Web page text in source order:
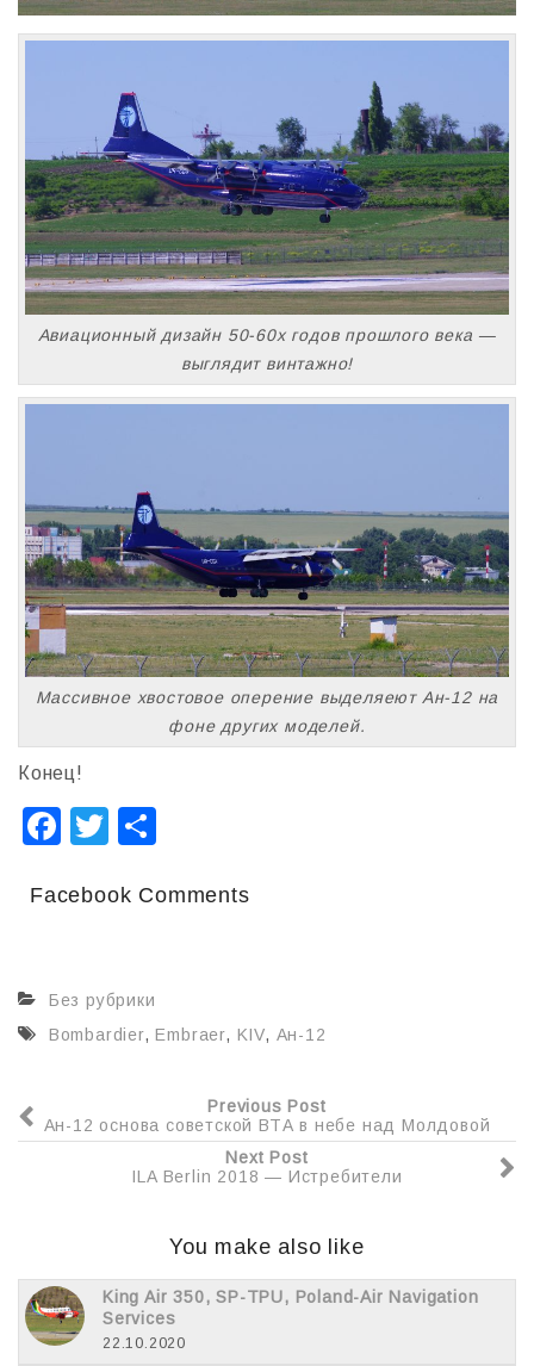
Авиационный дизайн 50-60x годов прошлого века —
выглядит винтажно!
Массивное хвостовое оперение выделяеют Ан-12 на
фоне других моделей.
Конец!
F
c
o
o
T
tt п
и
ь
Facebook Comments
Без рубрики
Bombardier,Embraer, KIV, Ан-12
Previous Post
Ан-12 основа советской ВТА в небе над Молдовой
Next Post
ILA Berlin 2018 — Истребители
You make also like
King Air 350, SP-TPU, Poland-Air Navigation
Services
22.10.2020